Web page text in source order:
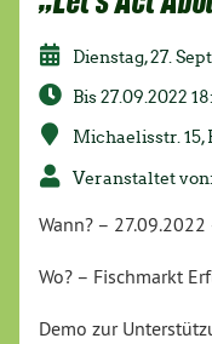
Dienstag, 27.
Bis 27.09.2022
Michaelisstr.
Veranstaltet
Wann? –
Wo? – Fischmarkt
Demo zur